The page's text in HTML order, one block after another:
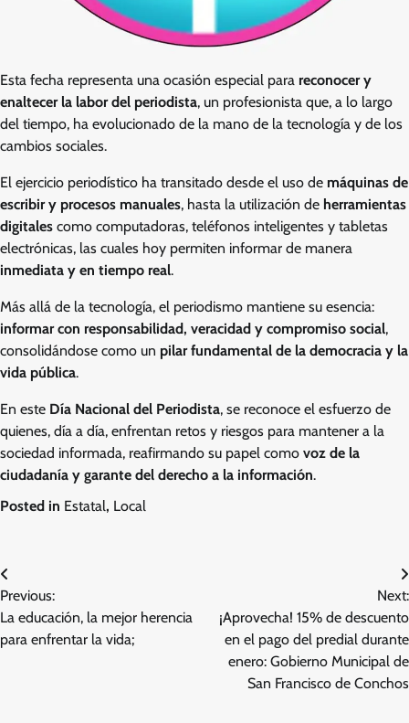
Esta fecha representa una ocasión especial para reconocer y
enaltecer la labor del periodista, un profesionista que, a lo largo
del tiempo, ha evolucionado de la mano de la tecnología y de los
cambios sociales.
El ejercicio periodístico ha transitado desde el uso de máquinas de
escribir y procesos manuales, hasta la utilización de herramientas
digitales como computadoras, teléfonos inteligentes y tabletas
electrónicas, las cuales hoy permiten informar de manera
inmediata y en tiempo real.
Más allá de la tecnología, el periodismo mantiene su esencia:
informar con responsabilidad, veracidad y compromiso social,
consolidándose como un pilar fundamental de la democracia y la
vida pública.
En este Día Nacional del Periodista, se reconoce el esfuerzo de
quienes, día a día, enfrentan retos y riesgos para mantener a la
sociedad informada, reafirmando su papel como voz de la
ciudadanía y garante del derecho a la información.
Posted in Estatal, Local
Navegación
de
entradas
Previous:
La educación, la mejor herencia
para enfrentar la vida;
Next:
¡Aprovecha! 15% de descuento
en el pago del predial durante
enero: Gobierno Municipal de
San Francisco de Conchos